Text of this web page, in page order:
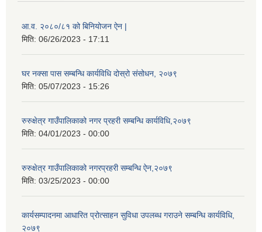
आ.व. २०८०/८१ को बिनियोजन ऐन |
मिति: 06/26/2023 - 17:11
घर नक्सा पास सम्बन्धि कार्यविधि दोस्रो संसोधन, २०७९
मिति: 05/07/2023 - 15:26
रुरुक्षेत्र गाउँपालिकाको नगर प्रहरी सम्बन्धि कार्यविधि,२०७९
मिति: 04/01/2023 - 00:00
रुरुक्षेत्र गाउँपालिकाको नगरप्रहरी सम्बन्धि ऐन,२०७९
मिति: 03/25/2023 - 00:00
कार्यसम्पादनमा आधारित प्रोत्साहन सुविधा उपलब्ध गराउने सम्बन्धि कार्यविधि,
२०७९